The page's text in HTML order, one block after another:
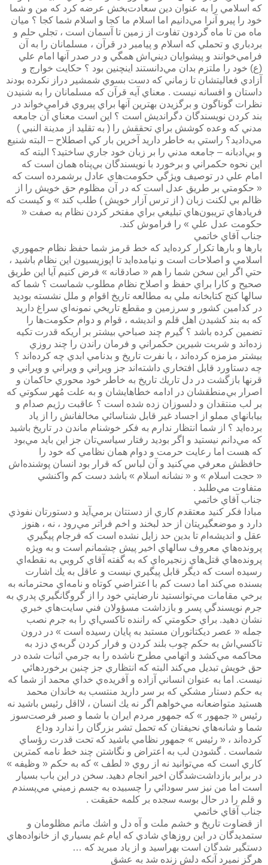
كه اسلامي را به عنوان دين سعادت‌بخش عرضه كرد كه من و شما
خود را پيرو آنرا مي‌دانيم اما اسلام ما كجا و اسلام شما كجا ؟ ميان
ماه من تا ماه گردون تفاوت از زمين تا آسمان است ، تجلي حلم و
بردباري و تحملي كه اسلام و پيامبر در قرآن ، مسلمانان را به آن
فرامي‌خوانند و پيشوايان ديني‌اش همگي و در صدر آنها امام علي
(ع) خود را ملتزم بدان مي‌دانستند اينچنين بود ؟ حكايت خوارج و
آزادي فعاليتشان تا زماني كه دست بسوي شمشير دراز نكرده بودند
داستان و افسانه نيست . معناي آيه قرآن كه مسلمانان را به شنيدن
نظرات گوناگون و برگزيدن بهترين آنها براي پيروي فرامي‌خواند در
بند كردن نويسندگان دگرانديش است ؟ اين است معناي آن جامعه
مدني كه وعده كوشش براي تحققش را ( به تقليد از مدينة النبي )
مي‌داديد؟ راستي به خاطر داريد آخرين بار كي اصطلاح – البته شنيع
و بي‌ادبانه – جامعه مدني را بر زبان خود جاري ساختيد؟ البته كه
اين نحوه حكمراني و برخورد با نويسندگان بي‌پناه همان است كه
امام علي در توصيف ويژگي حكومت‌هاي عادل برشمرده است كه
« حكومتي بر طريق عدل است كه در آن مظلوم حق خويش را از
ظالم بي لكنت زبان ( از ترس آزار خويش ) طلب كند » و كيست كه
فريادهاي تريبون‌هاي تبليغي براي مفتخر كردن نظام به صفت «
حكومت عدل علي » را فراموش كند.
جناب آقاي خاتمي
بارها و بارها تكرار كرده‌ايد كه خط قرمز شما حفظ نظام جمهوري
اسلامي و اصلاحات است و نيامده‌ايد تا اپوزيسيون اين نظام باشيد ،
حتي اگر اين سخن شما را هم « صادقانه » فرض كنيم آيا اين طريق
صحيح و كارا براي حفظ و اصلاح نظام مطلوب شماست ؟ شما كه
سالها كنج كتابخانه ملي به مطالعه تاريخ اقوام و ملل نشسته بوديد
در كدامين كشور و سرزمين و مقطع تاريخي نمونه‌اي سراغ داريد
كه به بند كشيدن اهل قلم و انديشه ، قوام و دوام حكومت‌ها را
تضمين كرده باشد ؟ گيرم چند صباحي بيشتر بر اريكه قدرت تكيه
زده‌اند و شربت شيرين حكمراني و فرمان راندن را چند روزي
بيشتر مزمزه كرده‌اند ، با نفرت تاريخ و بدنامي ابدي چه كرده‌اند ؟
چه دستاورد قابل افتخاري داشته‌اند جز ويراني و ويراني و ويراني و
قرنها بازگشت در دل تاريك تاريخ به خاطر خود محوري حاكمان و
اصرار بي‌منطقشان در ادامه خطاهايشان و به علت مُهر سكوتي كه
بر لب منتقدان و دلسوزان زده شده است ؟ عاقبت رژيم صدام و
بيابانهاي مملو از اجساد غير قابل شناسائي مخالفانش را از ياد
برده‌ايد ؟ از شما انتظار ندارم به فكر خوشنام ماندن در تاريخ باشيد
كه مي‌دانم نيستيد و اگر بوديد رفتار سياسي‌تان جز اين بايد مي‌بود
كه هست اما رعايت حرمت و دوام همان نظامي كه خود را
حافظش معرفي مي‌كنيد و آن لباس كه قرار بود انسان پوشنده‌اش
« حجت اسلام » و « نشانه اسلام » باشد دست كم واكنشي
متفاوت مي‌طلبد .
جناب آقاي خاتمي
مبادا فكر كنيد معتقدم كاري از دستتان برمي‌آيد و دستورتان نفوذي
دارد و موضعگيريتان از حد لبخند و اخم فراتر مي‌رود ، نه ، هنوز
عقل و انديشه‌ام تا بدين حد زايل نشده است كه فرجام پيگيري
پرونده‌هاي معروف سالهاي اخير پيش چشمانم است و به ويژه
پرونده‌هاي قتل‌هاي زنجيره‌اي كه به گفته آقاي كروبي به نقطه‌اي
رسيده است كه ديگر قابل پيگيري نيست و عاقل به يك اشارت
بسنده مي‌كند اما دست كم با اعتراضي كوتاه و نامه‌اي محترمانه به
برخي مقامات مي‌توانستيد نارضايتي خود را از گروگانگيري پدري به
جرم نويسندگي پسر و بازداشت مسؤولان فني سايت‌هاي خبري
نشان دهيد. براي حكومتي كه راننده تاكسي‌اي را به جرم نصب
جمله « عصر ديكتاتوران مستبد به پايان رسيده است » در درون
تاكسي‌اش به حكم چوب بلند كردن و فرار كردن گربه‌ي دزد به
محاكمه مي‌كشد و اتهامي مطرح ناشده را به جرمي اثبات شده در
حق خويش تبديل مي‌كند البته كه انتظاري جز چنين برخوردهائي
نيست. اما به عنوان انساني آزاده و آفريده‌ي خداي محمد از شما كه
به حكم دستار مشكي كه بر سر داريد منتسب به خاندان محمد
هستيد متواضعانه مي‌خواهم اگر نه يك انسان ، لااقل رئيس باشيد نه
رئيس « جمهور » كه جمهور مردم ايران با شما و صبر فرصت‌سوز
شما و شانه‌هاي نحيفتان كه تحمل تشر بزرگان را ندارد وداع
كرده‌اند ، « رئيس » جمهور نظامي باشيد كه تحت قدرت رؤساي
شماست . گشودن لب به اعتراض و نگاشتن چند خط نامه كمترين
كاري است كه مي‌توانيد نه از روي « لطف » كه به حكم « وظيفه »
در برابر بازداشت‌شدگان اخير انجام دهيد. سخن در اين باب بسيار
است اما من نيز سر سودائي را چسبيده به جسم زميني مي‌پسندم
و قلم را در حال بوسه سجده بر كلمه حقيقت .
جناب آقاي خاتمي
از قضاوت تاريخ و خشم ملت و آه دل و اشك ماتم مظلومان و
ستمديدگان در اين روزهاي شادي كه ايام غم بسياري از خانواده‌هاي
دستگير شدگان است بهراسيد و از ياد مبريد كه …
هرگز نميرد آنكه دلش زنده شد به عشق